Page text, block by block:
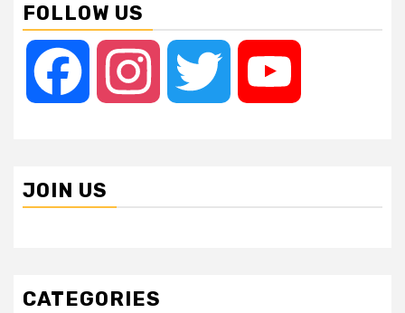
FOLLOW US
Facebook Instagram Twitter
JOIN US
CATEGORIES